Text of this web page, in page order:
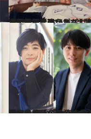
2023.4.3
「人前では強いかもしれないけど、 おうちではシャイで不器用なパパ」 娘が明かす、アントニオ猪木の素顔
ライフスタイル
2022.10.8
樹木希林「命がもったいない」 母からのバトン、内田也哉子が 大空幸星と語った自殺、不登
カルチャー